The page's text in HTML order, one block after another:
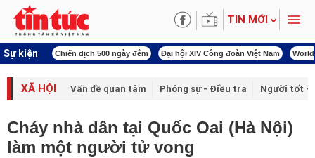
TIN MỚI
Sự kiện
500 ngày đêm Đại hội XIV Công đoàn Việt Nam World Cup 2026 Kỳ họp
XÃ HỘI Vấn đề quan tâm Phóng sự - Điều tra Người tốt -
Cháy nhà dân tại Quốc Oai (Hà Nội)
làm một người tử vong